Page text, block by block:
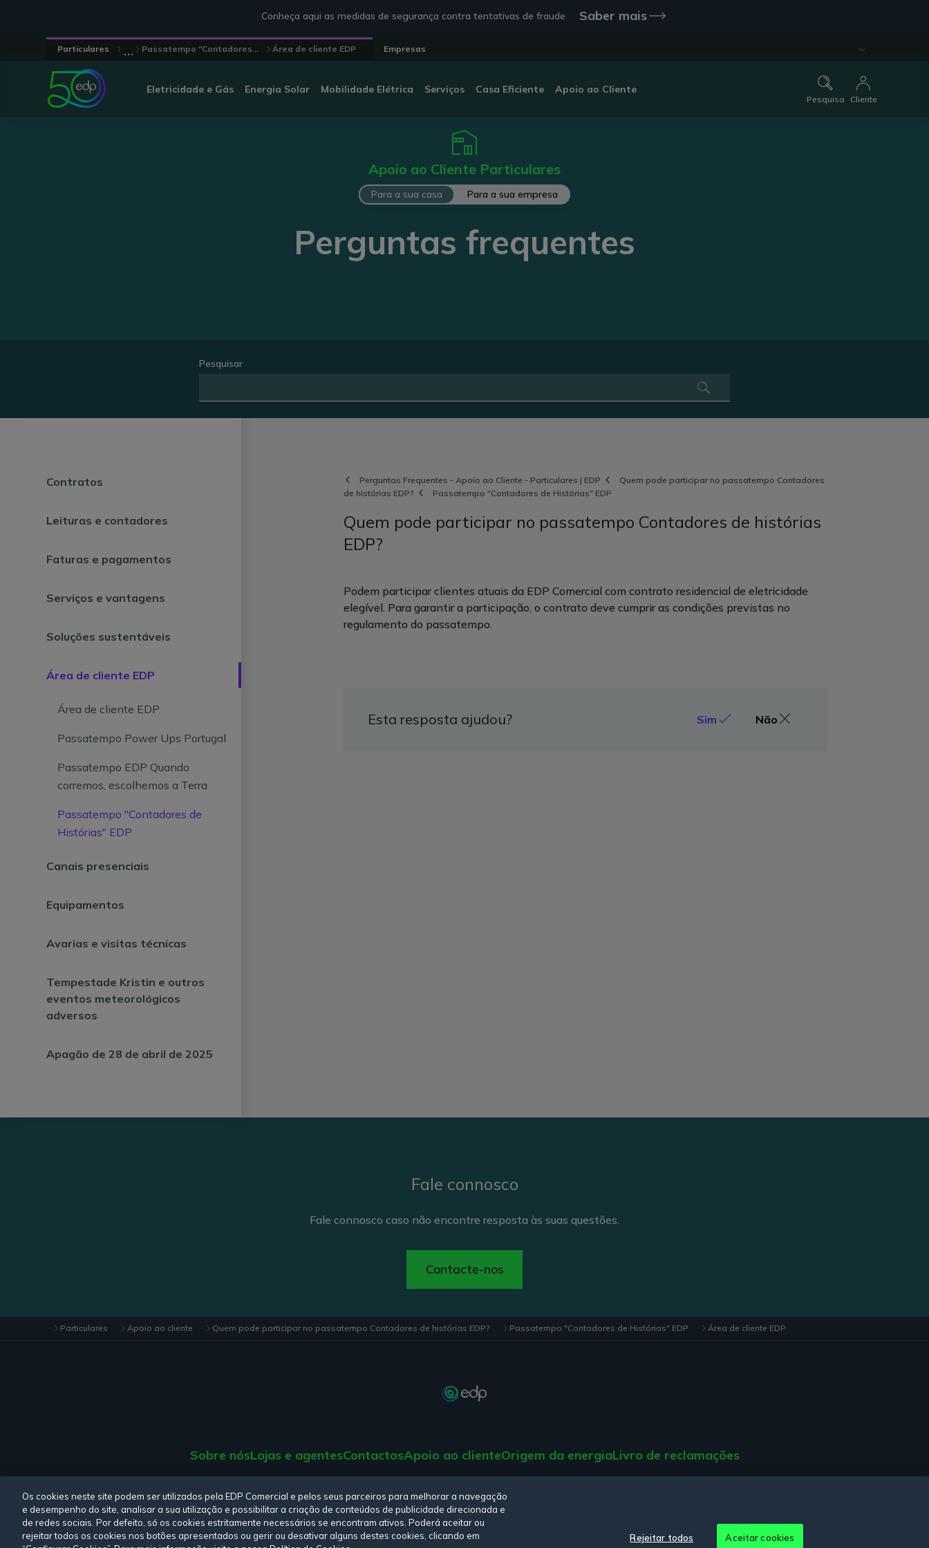
Conheça aqui as medidas de segurança contra tentativas de fraude Saber mais
Particulares ... Passatempo "Contadores... Área de cliente EDP Empresas
Eletricidade e Gás Energia Solar Mobilidade Elétrica Serviços Casa Eficiente Apoio ao Cliente
Pesquisa Cliente
Apoio ao Cliente Particulares
Para a sua casa Para a sua empresa
Perguntas frequentes
Pesquisar
Contratos
Leituras e contadores
Faturas e pagamentos
Serviços e vantagens
Soluções sustentáveis
Área de cliente EDP
Área de cliente EDP
Passatempo Power Ups Portugal
Passatempo EDP Quando
corremos, escolhemos a Terra
Passatempo "Contadores de
Histórias" EDP
Canais presenciais
Equipamentos
Avarias e visitas técnicas
Tempestade Kristin e outros
eventos meteorológicos
adversos
Apagão de 28 de abril de 2025
Perguntas Frequentes - Apoio ao Cliente - Particulares | EDP
Quem pode participar no passatempo Contadores
de histórias EDP?
Passatempo "Contadores de Histórias" EDP
Quem pode participar no passatempo Contadores de histórias
EDP?
Podem participar clientes atuais da EDP Comercial com contrato residencial de eletricidade
elegível. Para garantir a participação, o contrato deve cumprir as condições previstas no
regulamento do passatempo.
Esta resposta ajudou? Sim Não
Fale connosco
Fale connosco caso não encontre resposta às suas questões.
Contacte-nos
Particulares Apoio ao cliente Quem pode participar no passatempo Contadores de histórias EDP? Passatempo "Contadores de Histórias" EDP Área de cliente EDP
Sobre nósLojas e agentesContactosApoio ao clienteOrigem da energiaLivro de reclamações
Consulte a nossaPolítica de privacidade, Política de cookies,Termos e Condições
Os cookies neste site podem ser utilizados pela EDP Comercial e pelos seus parceiros para melhorar a navegação
e desempenho do site, analisar a sua utilização e possibilitar a criação de conteúdos de publicidade direcionada e
de redes sociais. Por defeito, só os cookies estritamente necessários se encontram ativos. Poderá aceitar ou
rejeitar todos os cookies nos botões apresentados ou gerir ou desativar alguns destes cookies, clicando em
Rejeitar todos Aceitar cookies